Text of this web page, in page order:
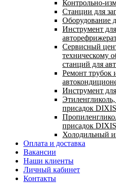
Контрольно-
Станции для
Оборудование
Инструмент
Сервисный
техническому
станций для
Ремонт трубок
Инструмент
присадок DIXIS
присадок DIXIS
Холодильный
Оплата и доставка
Вакансии
Наши клиенты
Личный кабинет
Контакты